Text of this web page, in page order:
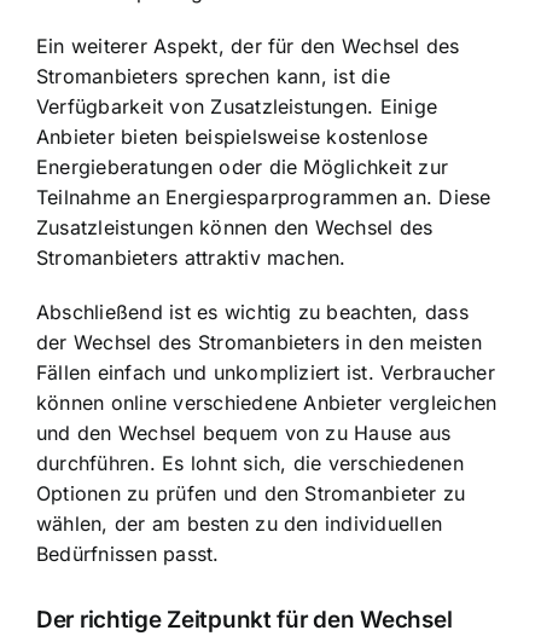
Ein weiterer Aspekt, der für den Wechsel des
Stromanbieters sprechen kann, ist die
Verfügbarkeit von Zusatzleistungen. Einige
Anbieter bieten beispielsweise kostenlose
Energieberatungen oder die Möglichkeit zur
Teilnahme an Energiesparprogrammen an. Diese
Zusatzleistungen können den Wechsel des
Stromanbieters attraktiv machen.
Abschließend ist es wichtig zu beachten, dass
der Wechsel des Stromanbieters in den meisten
Fällen einfach und unkompliziert ist. Verbraucher
können online verschiedene Anbieter vergleichen
und den Wechsel bequem von zu Hause aus
durchführen. Es lohnt sich, die verschiedenen
Optionen zu prüfen und den Stromanbieter zu
wählen, der am besten zu den individuellen
Bedürfnissen passt.
Der richtige Zeitpunkt für den Wechsel